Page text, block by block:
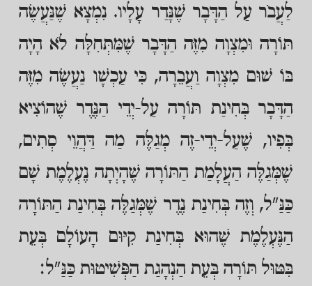
לַעֲבֹר עַל הַדָּבָר שֶׁנָּדַר עָלָיו. נִמְצָא שֶׁנַּעֲשֶׂה
תּוֹרָה וּמִצְוָה מִזֶּה הַדָּבָר שֶׁמִּתְּחִלָּה לֹא הָיָה
בּוֹ שׁוּם מִצְוָה וַעֲבֵרָה, כִּי עַכְשָׁו נַעֲשֶׂה מִזֶּה
הַדָּבָר בְּחִינַת תּוֹרָה עַל-יְדֵי הַנֶּדֶר שֶׁהוֹצִיא
בְּפִיו, שֶׁעַל-יְדֵי-זֶה מְגַלֶּה מַה דַּהֲוֵי סְתִים,
שֶׁמְּגַלֶּה הַעֲלָמַת הַתּוֹרָה שֶׁהָיְתָה נֶעְלֶמֶת שָׁם
כַּנַּ"ל, וְזֶה בְּחִינַת נֶדֶר שֶׁמְּגַלֶּה בְּחִינַת הַתּוֹרָה
הַנֶּעְלֶמֶת שֶׁהוּא בְּחִינַת קִיּוּם הָעוֹלָם בְּעֵת
בִּטּוּל תּוֹרָה בְּעֵת הַנְהָגַת הַפְּשִׁיטוּת כַּנַּ"ל: